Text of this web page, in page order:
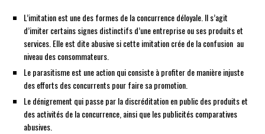
L’imitation est une des formes de la concurrence déloyale. Il s’agit
d’imiter certains signes distinctifs d’une entreprise ou ses produits et
services. Elle est dite abusive si cette imitation crée de la confusion au
niveau des consommateurs.
Le parasitisme est une action qui consiste à profiter de manière injuste
des efforts des concurrents pour faire sa promotion.
Le dénigrement qui passe par la discréditation en public des produits et
des activités de la concurrence, ainsi que les publicités comparatives
abusives.